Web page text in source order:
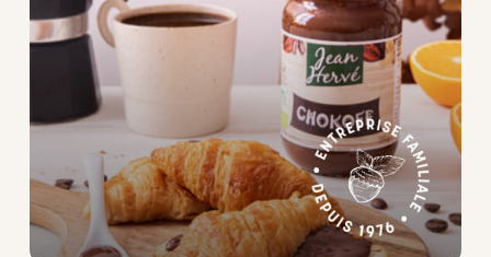
Pâte
d'amande
Pâtes à
tartiner
Produits
lacto-
fermentés